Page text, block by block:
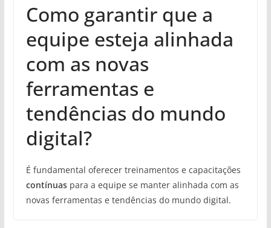
Como garantir que a
equipe esteja alinhada
com as novas
ferramentas e
tendências do mundo
digital?
É fundamental oferecer treinamentos e capacitações
contínuaspara a equipe se manter alinhada com as
novas ferramentas e tendências do mundo digital.